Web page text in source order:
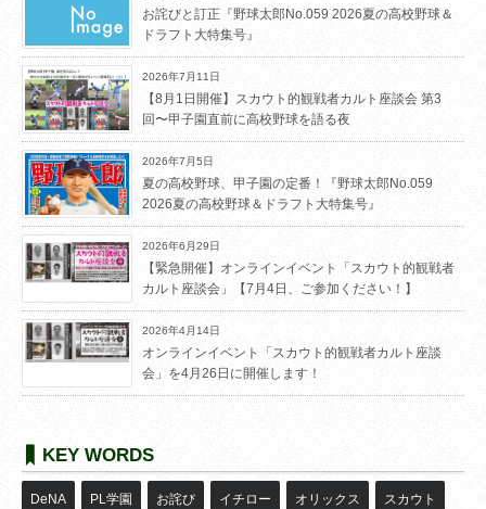
お詫びと訂正『野球太郎No.059 2026夏の高校野球＆
ドラフト大特集号』
2026年7月11日
【8月1日開催】スカウト的観戦者カルト座談会 第3
回〜甲子園直前に高校野球を語る夜
2026年7月5日
夏の高校野球、甲子園の定番！『野球太郎No.059
2026夏の高校野球＆ドラフト大特集号』
2026年6月29日
【緊急開催】オンラインイベント「スカウト的観戦者
カルト座談会」【7月4日、ご参加ください！】
2026年4月14日
オンラインイベント「スカウト的観戦者カルト座談
会」を4月26日に開催します！
KEY WORDS
DeNA PL学園 お詫び イチロー オリックス スカウト